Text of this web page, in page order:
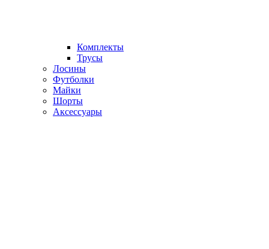
Комплекты
Трусы
Лосины
Футболки
Майки
Шорты
Аксессуары